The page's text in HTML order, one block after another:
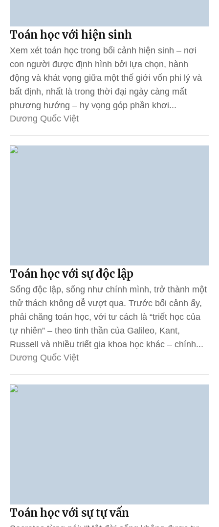
Toán học với hiện sinh
Xem xét toán học trong bối cảnh hiện sinh – nơi
con người được định hình bởi lựa chọn, hành
động và khát vọng giữa một thế giới vốn phi lý và
bất định, nhất là trong thời đại ngày càng mất
phương hướng – hy vọng góp phần khơi...
Dương Quốc Việt
Toán học với sự độc lập
Sống độc lập, sống như chính mình, trở thành một
thử thách không dễ vượt qua. Trước bối cảnh ấy,
phải chăng toán học, với tư cách là “triết học của
tự nhiên” – theo tinh thần của Galileo, Kant,
Russell và nhiều triết gia khoa học khác – chính...
Dương Quốc Việt
Toán học với sự tự vấn